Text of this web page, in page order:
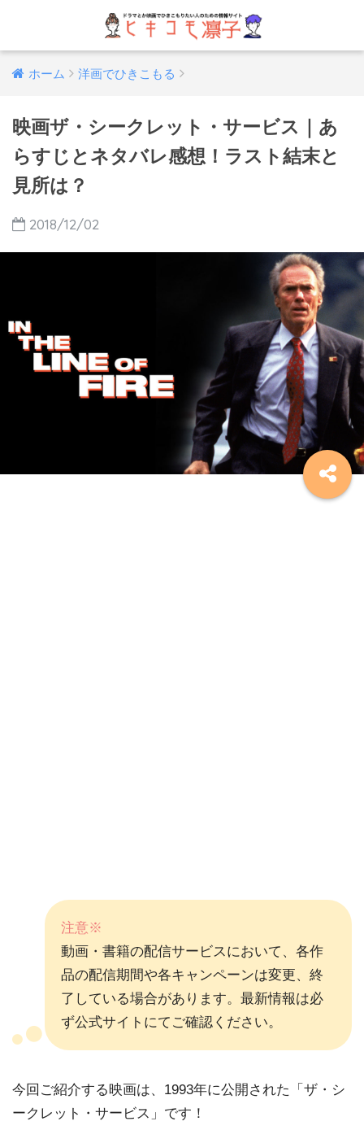
ホーム 洋画でひきこもる
映画ザ・シークレット・サービス｜あ
らすじとネタバレ感想！ラスト結末と
見所は？
2018/12/02
注意※
動画・書籍の配信サービスにおいて、各作
品の配信期間や各キャンペーンは変更、終
了している場合があります。最新情報は必
ず公式サイトにてご確認ください。
今回ご紹介する映画は、1993年に公開された「ザ・シ
ークレット・サービス」です！